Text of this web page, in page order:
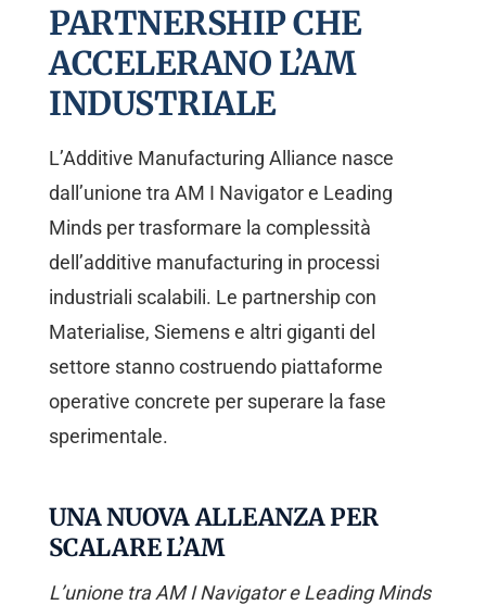
PARTNERSHIP CHE
ACCELERANO L’AM
INDUSTRIALE
L’Additive Manufacturing Alliance nasce
dall’unione tra AM I Navigator e Leading
Minds per trasformare la complessità
dell’additive manufacturing in processi
industriali scalabili. Le partnership con
Materialise, Siemens e altri giganti del
settore stanno costruendo piattaforme
operative concrete per superare la fase
sperimentale.
UNA NUOVA ALLEANZA PER
SCALARE L’AM
L’unione tra AM I Navigator e Leading Minds